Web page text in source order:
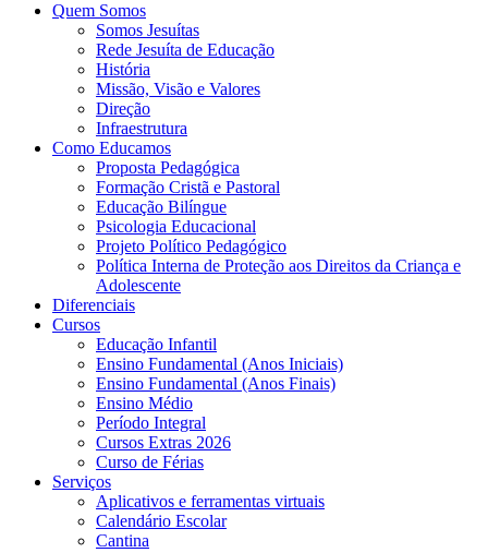
Quem Somos
Somos Jesuítas
Rede Jesuíta de Educação
História
Missão, Visão e Valores
Direção
Infraestrutura
Como Educamos
Proposta Pedagógica
Formação Cristã e Pastoral
Educação Bilíngue
Psicologia Educacional
Projeto Político Pedagógico
Política Interna de Proteção aos Direitos da Criança e
Adolescente
Diferenciais
Cursos
Educação Infantil
Ensino Fundamental (Anos Iniciais)
Ensino Fundamental (Anos Finais)
Ensino Médio
Período Integral
Cursos Extras 2026
Curso de Férias
Serviços
Aplicativos e ferramentas virtuais
Calendário Escolar
Cantina